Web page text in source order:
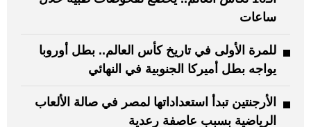
ساعات
للمرة الأولى في تاريخ كأس العالم.. بطل أوروبا
يواجه بطل أميركا الجنوبية في النهائي
الأرجنتين تبدأ استعداداتها لمصر في صالة الألعاب
الرياضية بسبب عاصفة رعدية